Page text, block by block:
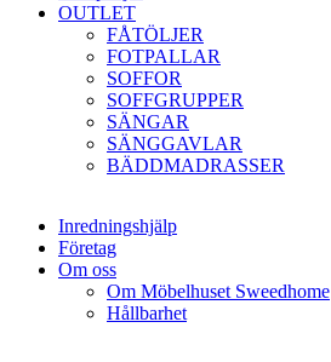
OUTLET
FÅTÖLJER
FOTPALLAR
SOFFOR
SOFFGRUPPER
SÄNGAR
SÄNGGAVLAR
BÄDDMADRASSER
Inredningshjälp
Företag
Om oss
Om Möbelhuset Sweedhome
Hållbarhet